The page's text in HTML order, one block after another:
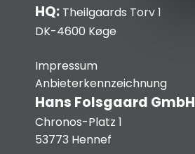
HQ:Theilgaards Torv 1
DK-4600 Køge
Impressum
Anbieterkennzeichnung
Hans Folsgaard GmbH
Chronos-Platz 1
53773 Hennef